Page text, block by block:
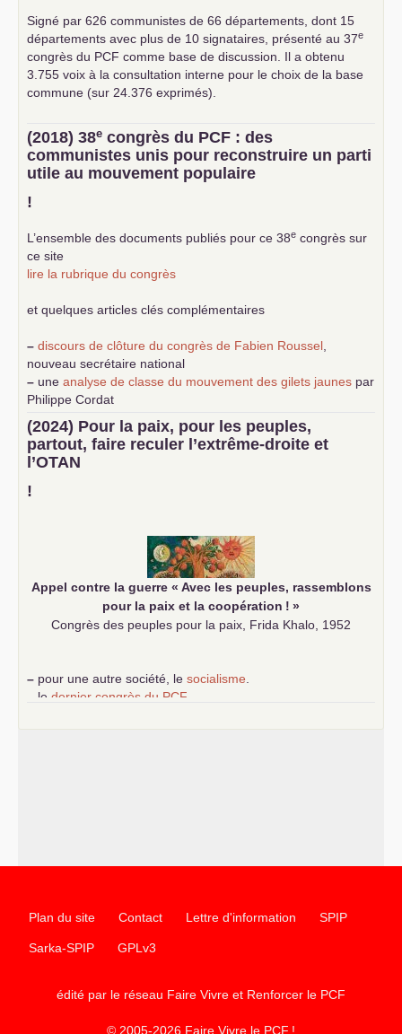
Signé par 626 communistes de 66 départements, dont 15
départements avec plus de 10 signataires, présenté au 37e
congrès du PCF comme base de discussion. Il a obtenu
3.755 voix à la consultation interne pour le choix de la base
commune (sur 24.376 exprimés).
(2018) 38e congrès du PCF : des
communistes unis pour reconstruire un parti
utile au mouvement populaire
!
L’ensemble des documents publiés pour ce 38e congrès sur
ce site
lire la rubrique du congrès
et quelques articles clés complémentaires
– discours de clôture du congrès de Fabien Roussel,
nouveau secrétaire national
– une analyse de classe du mouvement des gilets jaunes par
Philippe Cordat
–un texte de Jean-Claude Delaunay
le marxisme est la
science sociale de notre temps
–un appel proposé aux partis communistes et ouvrier
d’Europe
–
(2024) Pour la paix, pour les peuples,
partout, faire reculer l’extrême-droite et
l’OTAN
!
Appel contre la guerre « Avec les peuples, rassemblons
pour la paix et la coopération ! »
Congrès des peuples pour la paix, Frida Khalo, 1952
– pour une autre société, le socialisme.
le dernier congrès du PCF
Plan du site Contact Lettre d'information SPIP
Sarka-SPIP GPLv3
édité par le réseau Faire Vivre et Renforcer le PCF
© 2005-2026 Faire Vivre le PCF !